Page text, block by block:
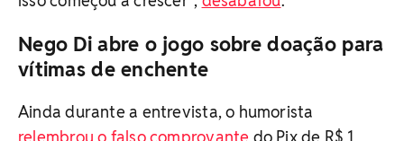
Nego Di abre o jogo sobre doação para
vítimas de enchente
Ainda durante a entrevista, o humorista
relembrou o falso comprovante do Pix de R$ 1